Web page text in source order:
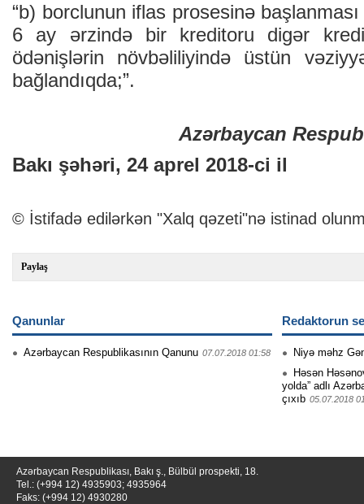
“b) borclunun iflas prosesinə
6 ay ərzində bir kreditoru digər
ödənişlərin növbəliliyində üstün
bağlandıqda;”.
Azərbaycan
Bakı şəhəri, 24 aprel 2018-ci il
© İstifadə edilərkən "Xalq qəzeti"nə istinad
Paylaş
Qanunlar
Azərbaycan Respublikasının Qanunu 07.07.2018 01:58
Redaktorun
Niyə məhz
Həsən
yolda” adlı
çıxıb 05.07.2018
Azərbaycan Respublikası, Bakı ş., Bülbül prospekti, 18.
Tel.: (+994 12) 4935903; 4935964
Faks: (+994 12) 4930280